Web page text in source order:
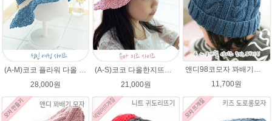
(A-M)코코 플라워 다올 한지 챙모자 패키지 코바늘모자 여름모자 뜨개질
28,000원
(A-S)코코 다올한지뜨개실 바캉스 코바늘 모자뜨기 뜨개질
21,000원
앤디98코모자 꽈배기★에이미울 98코앤디모자도안 + 뜨개실 2타래)
11,700원